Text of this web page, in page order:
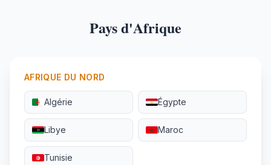
Pays d'Afrique
AFRIQUE DU NORD
Algérie Égypte
Libye Maroc
Tunisie